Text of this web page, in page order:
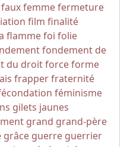
fauxfemmefermeture
film finalité
flammefoi folie
fondement de
du droitforceforme
frapperfraternité
féminisme
gilets jaunes
grand grand-père
grâce guerre guerrier